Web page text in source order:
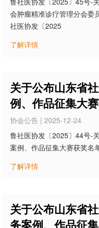
会肿瘤精准诊疗管理分会委
社医协发〔2025
了解详情
关于公布山东省
例、作品征集大
协会公告 | 2025-12-24
鲁社医协发〔2025〕44号-
案例、作品征集大赛获奖名
了解详情
关于公布山东省
务案例、作品征